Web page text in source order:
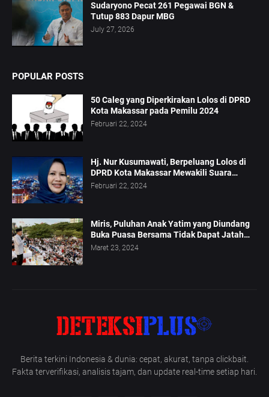
Sudaryono Pecat 261 Pegawai BGN &
Tutup 883 Dapur MBG
July 27, 2026
POPULAR POSTS
50 Caleg yang Diperkirakan Lolos di DPRD
Kota Makassar pada Pemilu 2024
Februari 22, 2024
Hj. Nur Kusumawati, Berpeluang Lolos di
DPRD Kota Makassar Mewakili Suara
Perempuan Dapil 2
Februari 22, 2024
Miris, Puluhan Anak Yatim yang Diundang
Buka Puasa Bersama Tidak Dapat Jatah
Makan dan Infaq
Maret 23, 2024
Berita terkini Indonesia & dunia: cepat, akurat, tanpa clickbait.
Fakta terverifikasi, analisis tajam, dan update real-time setiap hari.